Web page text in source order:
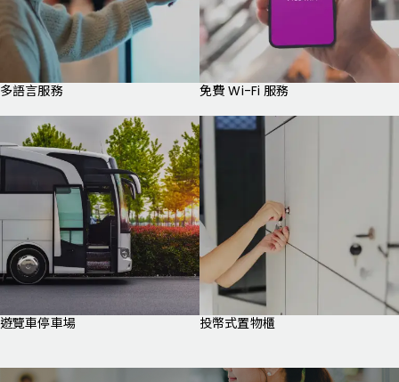
多語言服務 免費 Wi-Fi 服務
遊覽車停車場 投幣式置物櫃